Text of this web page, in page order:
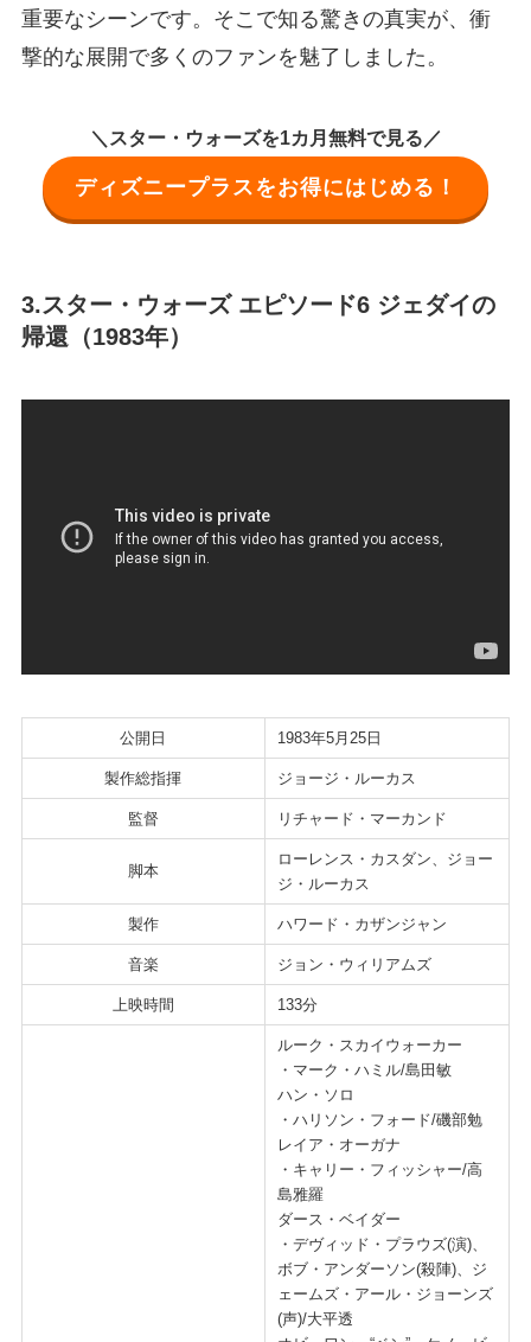
重要なシーンです。そこで知る驚きの真実が、衝
撃的な展開で多くのファンを魅了しました。
＼スター・ウォーズを1カ月無料で見る／
ディズニープラスをお得にはじめる！
3.スター・ウォーズ エピソード6 ジェダイの
帰還（1983年）
公開日 1983年5月25日
製作総指揮 ジョージ・ルーカス
監督 リチャード・マーカンド
脚本
ローレンス・カスダン、ジョー
ジ・ルーカス
製作 ハワード・カザンジャン
音楽 ジョン・ウィリアムズ
上映時間 133分
ルーク・スカイウォーカー
・マーク・ハミル/島田敏
ハン・ソロ
・ハリソン・フォード/磯部勉
レイア・オーガナ
・キャリー・フィッシャー/高
島雅羅
ダース・ベイダー
・デヴィッド・プラウズ(演)、
ボブ・アンダーソン(殺陣)、ジ
ェームズ・アール・ジョーンズ
(声)/大平透